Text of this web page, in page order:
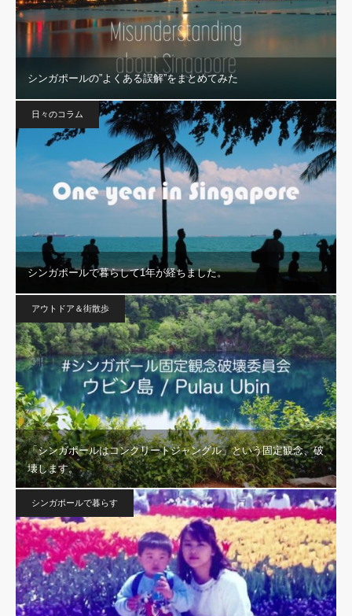
シンガポールの”よくある誤解”をまとめてみた
日々のコラム
シンガポールで暮らして1年が経ちました。
アウトドア＆街散歩
「シンガポールはコンクリートジャングル」という固定観念、破
壊します。
シンガポールで暮らす